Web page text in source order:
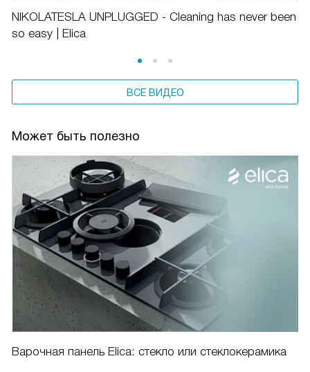
NIKOLATESLA UNPLUGGED - Cleaning has never been
so easy | Elica
ВСЕ ВИДЕО
Может быть полезно
Варочная панель Elica: стекло или стеклокерамика